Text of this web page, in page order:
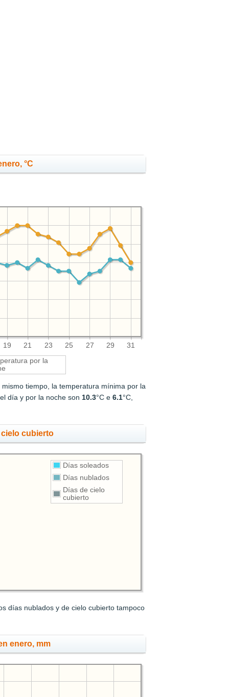
°C
19 21 23 25 27 29 31
por la
mismo tiempo, la temperatura mínima por la
día y por la noche son10.3°C e6.1°C,
cubierto
Días soleados
Días nublados
Días de cielo
cubierto
días nublados y de cielo cubierto tampoco
enero, mm